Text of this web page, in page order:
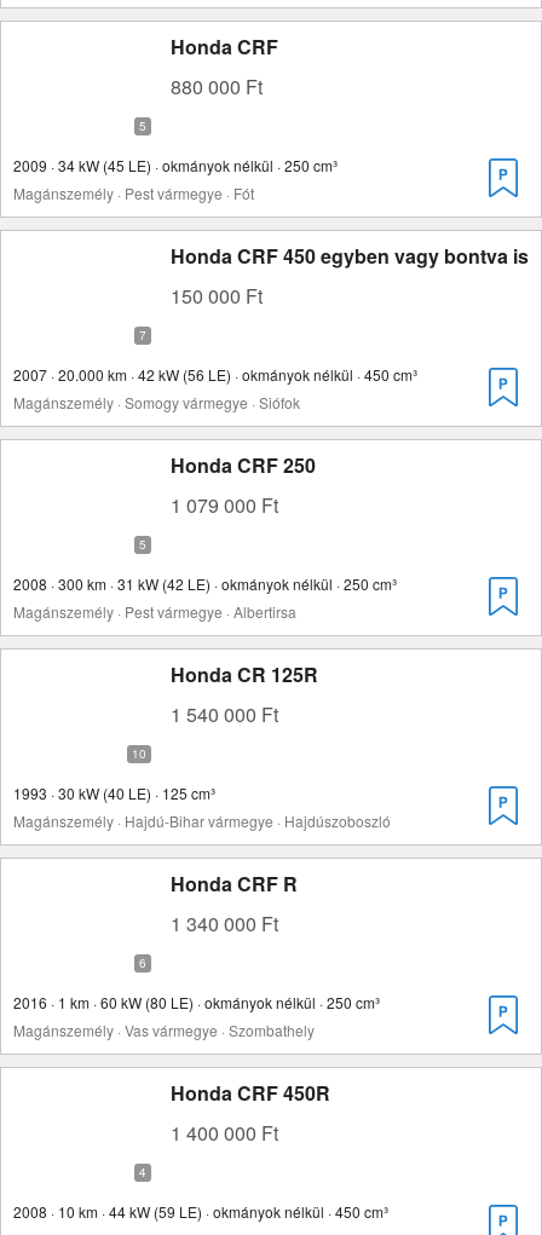
Honda CRF
880 000 Ft
2009 · 34 kW (45 LE) · okmányok nélkül · 250 cm³
Magánszemély · Pest vármegye · Fót
Honda CRF 450 egyben vagy bontva is
150 000 Ft
2007 · 20.000 km · 42 kW (56 LE) · okmányok nélkül · 450 cm³
Magánszemély · Somogy vármegye · Siófok
Honda CRF 250
1 079 000 Ft
2008 · 300 km · 31 kW (42 LE) · okmányok nélkül · 250 cm³
Magánszemély · Pest vármegye · Albertirsa
Honda CR 125R
1 540 000 Ft
1993 · 30 kW (40 LE) · 125 cm³
Magánszemély · Hajdú-Bihar vármegye · Hajdúszoboszló
Honda CRF R
1 340 000 Ft
2016 · 1 km · 60 kW (80 LE) · okmányok nélkül · 250 cm³
Magánszemély · Vas vármegye · Szombathely
Honda CRF 450R
1 400 000 Ft
2008 · 10 km · 44 kW (59 LE) · okmányok nélkül · 450 cm³